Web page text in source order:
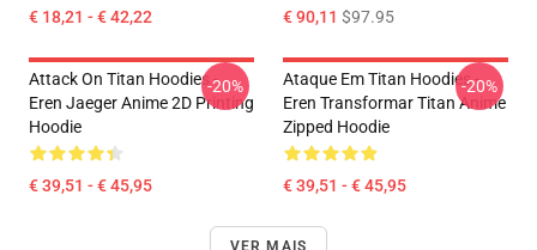
€ 18,21 - € 42,22 € 90,11 $97.95
Attack On Titan Hoodies -
Eren Jaeger Anime 2D Printing
Hoodie
€ 39,51 - € 45,95
-20%
Ataque Em Titan Hoodies -
Eren Transformar Titan Anime
Zipped Hoodie
€ 39,51 - € 45,95
-20%
VER MAIS